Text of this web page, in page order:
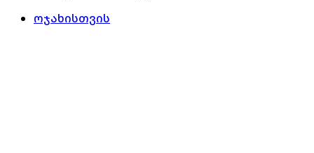
ოჯახისთვის